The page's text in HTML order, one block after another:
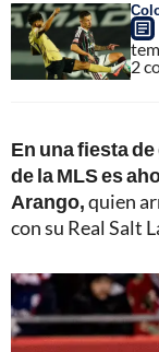
2
En una fiesta
de la MLS es
Arango,quien
con su Real Salt